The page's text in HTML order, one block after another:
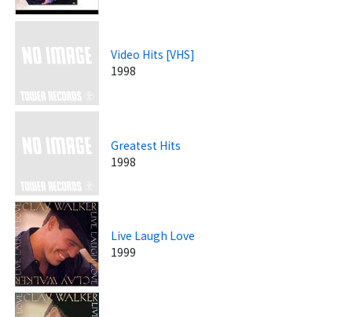
Video Hits [VHS]
1998
Greatest Hits
1998
Live Laugh Love
1999